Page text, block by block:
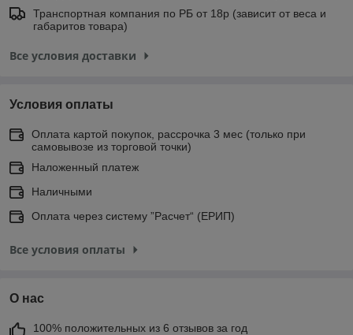
Транспортная компания по РБ от 18р (зависит от веса и
габаритов товара)
Все условия доставки
Условия оплаты
Оплата картой покупок, рассрочка 3 мес (только при
самовывозе из торговой точки)
Наложенный платеж
Наличными
Оплата через систему ”Расчет“ (ЕРИП)
Все условия оплаты
О нас
100% положительных из 6 отзывов за год